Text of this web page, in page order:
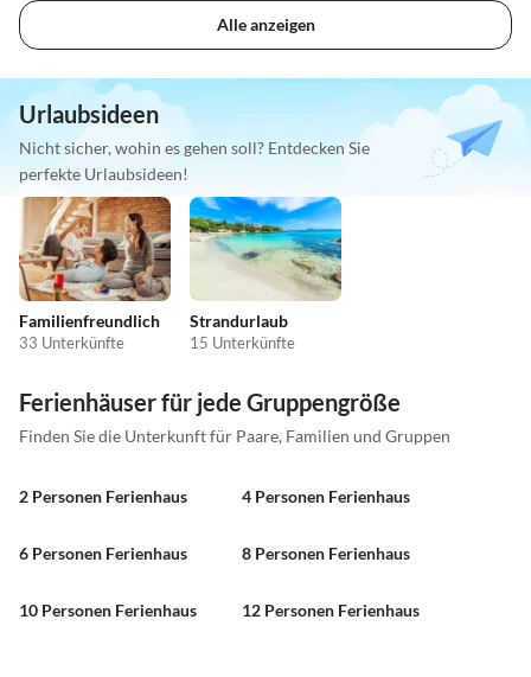
Alle anzeigen
Urlaubsideen
Nicht sicher, wohin es gehen soll? Entdecken Sie
perfekte Urlaubsideen!
Familienfreundlich
33 Unterkünfte
Strandurlaub
15 Unterkünfte
Ferienhäuser für jede Gruppengröße
Finden Sie die Unterkunft für Paare, Familien und Gruppen
2 Personen Ferienhaus 4 Personen Ferienhaus
6 Personen Ferienhaus 8 Personen Ferienhaus
10 Personen Ferienhaus 12 Personen Ferienhaus